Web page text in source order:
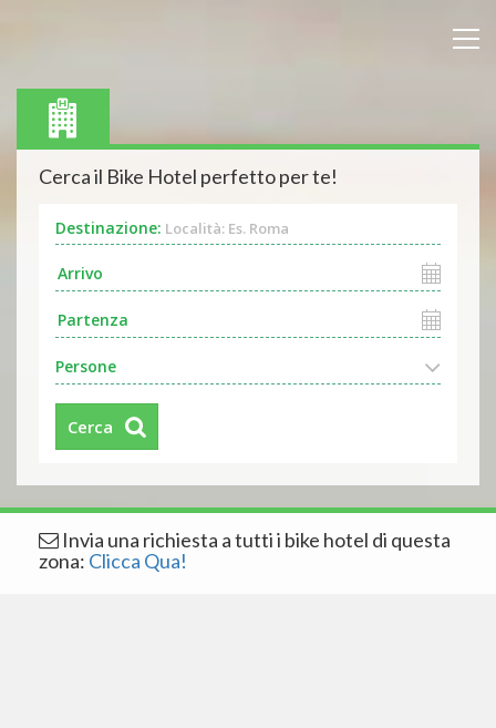
Cerca il Bike Hotel perfetto per te!
Destinazione: Località: Es. Roma
Persone
Cerca
Invia una richiesta a tutti i bike hotel di questa
zona: Clicca Qua!